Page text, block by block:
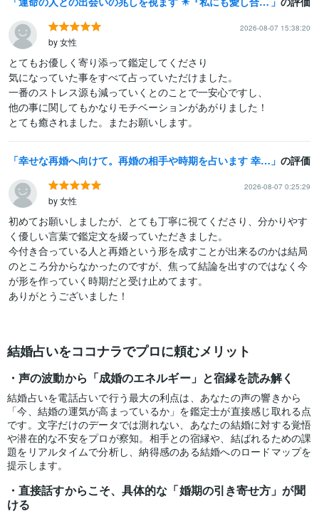
2026-08-07 15:38:20
by 女性
とてもお優しく寄り添って鑑定してくださり
気になっていた事をすべて占っていただけました。
一番のストレス源も減っていくとのことで一安心ですし、
他の事に関してもかなりモチベーションがあがりました！
とても癒されました。またお願いします。
幸せな再婚へ向けて。再婚の相手や時期を占います 幸せな結婚を望むあなたへ。新しい相手か、今の彼とのタイミング の評価
2026-08-07 0:25:29
by 女性
初めてお願いしましたが、とても丁寧に視てくださり、分かりやす
く優しい言葉で鑑定文を綴っていただきました。
今付き合っている人と再婚という形を成すことが出来るのかは結局
のところ分からなかったのですが、焦って結論を出すのではなく今
が形を作っていく時期だと受け止めてます。
ありがとうございました！
結婚占いをココナラでプロに頼むメリット
声の波動から「成婚のエネルギー」と宿縁を読み解く
結婚占いを電話占いで行う最大の利点は、あなたの声の響きから
「今、結婚の運気が高まっているか」を鑑定士が直接感じ取れる点
です。文字だけのデータでは測れない、あなたの結婚に対する覚悟
や潜在的な不安をプロが察知。相手との宿縁や、結ばれるための課
題をリアルタイムで分析し、納得感のある結婚へのロードマップを
提示します。
直接話すからこそ、具体的な「婚期の引き寄せ方」が聞
ける